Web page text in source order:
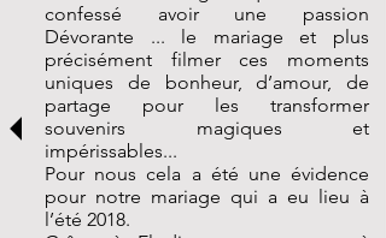
confessé avoir une passion
Dévorante ... le mariage et plus
précisément filmer ces moments
uniques de bonheur, d’amour, de
partage pour les transformer
souvenirs magiques et
impérissables...
Pour nous cela a été une évidence
pour notre mariage qui a eu lieu à
l’été 2018.